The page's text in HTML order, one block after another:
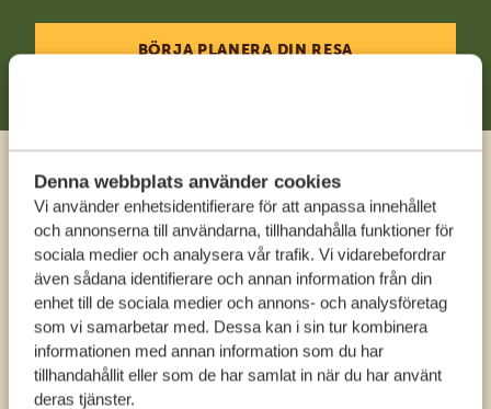
Denna webbplats använder cookies
Vi använder enhetsidentifierare för att anpassa innehållet
och annonserna till användarna, tillhandahålla funktioner för
sociala medier och analysera vår trafik. Vi vidarebefordrar
även sådana identifierare och annan information från din
enhet till de sociala medier och annons- och analysföretag
som vi samarbetar med. Dessa kan i sin tur kombinera
informationen med annan information som du har
tillhandahållit eller som de har samlat in när du har använt
deras tjänster.
BÖRJA PLANERA DIN RESA
Ring en expert
FÅ PERSONLIG RÅDGIVNING FRÅN VÅRA
EXPERTER
SV: +31 174 788 108